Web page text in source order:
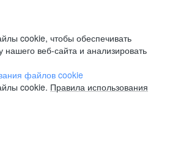
cookie, чтобы обеспечивать
нашего веб-сайта и анализировать
файлов cookie
cookie. Правила использования